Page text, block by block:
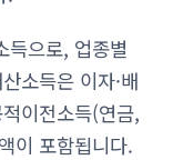
득으로, 업종별
소득은 이자·배
이전소득(연금,
이 포함됩니다.